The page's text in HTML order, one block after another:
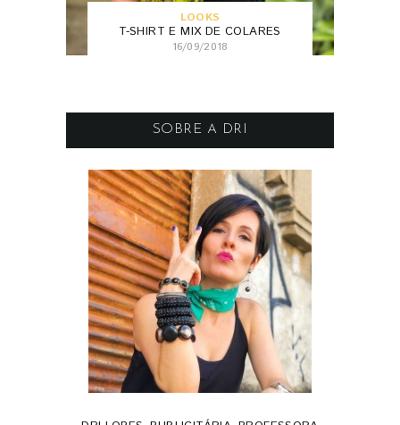
LOOKS
T-SHIRT E MIX DE COLARES
16/09/2018
SOBRE A DRI